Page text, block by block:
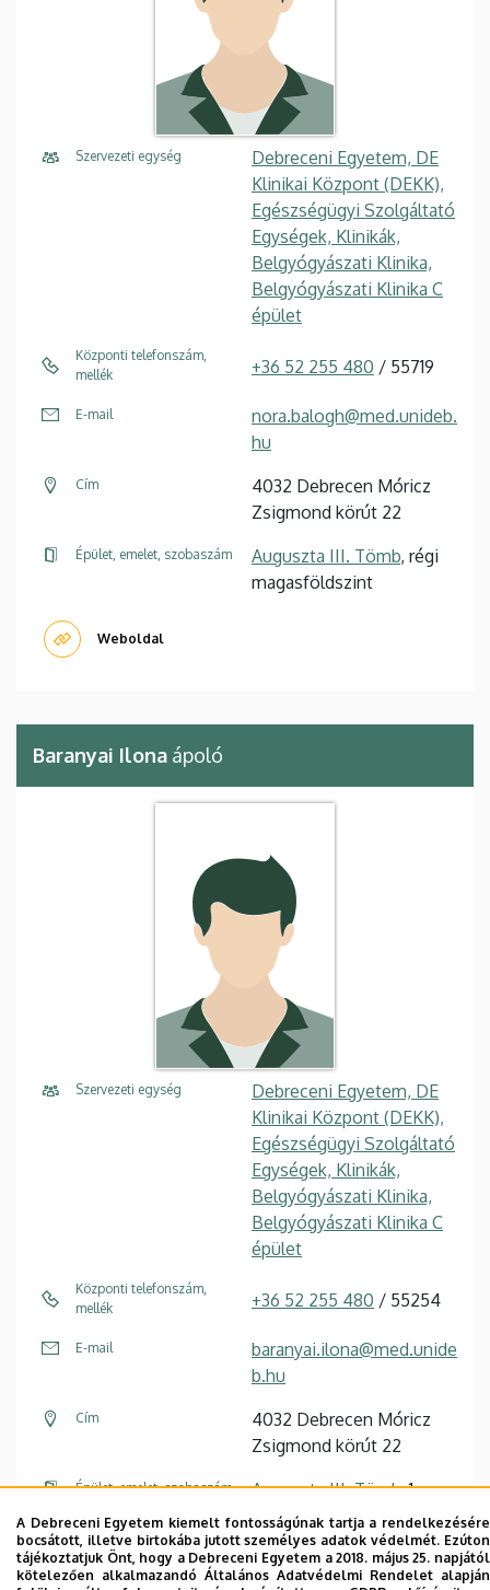
Szervezeti egység
Debreceni Egyetem, DE
Klinikai Központ (DEKK),
Egészségügyi Szolgáltató
Egységek, Klinikák,
Belgyógyászati Klinika,
Belgyógyászati Klinika C
épület
Központi telefonszám,
mellék
+36 52 255 480 / 55719
E-mail
nora.balogh@med.unideb.
hu
Cím
4032 Debrecen Móricz
Zsigmond körút 22
Épület, emelet, szobaszám Auguszta III. Tömb, régi
magasföldszint
Weboldal
Baranyai Ilona ápoló
Szervezeti egység
Debreceni Egyetem, DE
Klinikai Központ (DEKK),
Egészségügyi Szolgáltató
Egységek, Klinikák,
Belgyógyászati Klinika,
Belgyógyászati Klinika C
épület
Központi telefonszám,
mellék
+36 52 255 480 / 55254
E-mail
baranyai.ilona@med.unide
b.hu
Cím
4032 Debrecen Móricz
Zsigmond körút 22
Épület, emelet, szobaszám Auguszta III. Tömb, 1.
emelet
Weboldal
A Debreceni Egyetem kiemelt fontosságúnak tartja a rendelkezésére
bocsátott, illetve birtokába jutott személyes adatok védelmét. Ezúton
tájékoztatjuk Önt, hogy a Debreceni Egyetem a 2018. május 25. napjától
kötelezően alkalmazandó Általános Adatvédelmi Rendelet alapján